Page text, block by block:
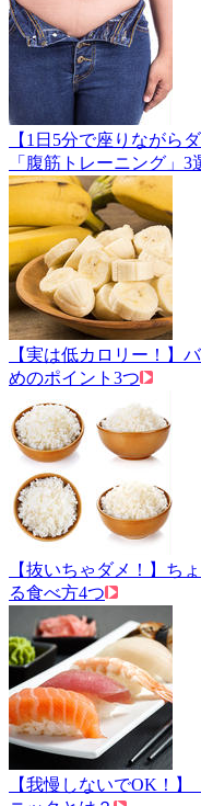
【1日5分で座りながら
「腹筋トレーニング」3
【実は低カロリー！】
めのポイント3つ
【抜いちゃダメ！】ち
る食べ方4つ
【我慢しないでOK！